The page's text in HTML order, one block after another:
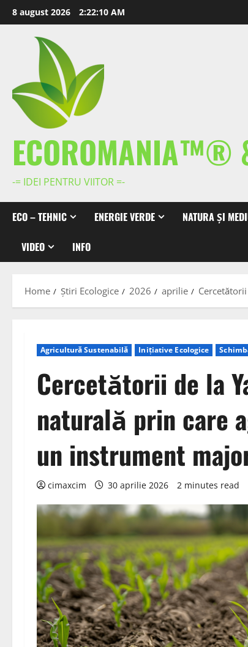
Skip
to
content
8 august 2026 2:22:12 AM
ECOROMANIA™®
-= IDEI PENTRU VIITOR =-
ECO – TEHNIC ENERGIE VERDE NATURA ȘI
VIDEO INFO
Home Știri Ecologice 2026 aprilie
Agricultură Sustenabilă Inițiative Ecologice
Cercetătorii de la
naturală prin care
un instrument
cimaxcim 30 aprilie 2026 2 minutes read